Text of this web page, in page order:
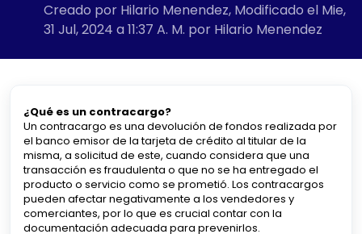
Creado por Hilario Menendez, Modificado el Mie,
31 Jul, 2024 a 11:37 A. M. por Hilario Menendez
¿Qué es un contracargo?
Un contracargo es una devolución de fondos realizada por
el banco emisor de la tarjeta de crédito al titular de la
misma, a solicitud de este, cuando considera que una
transacción es fraudulenta o que no se ha entregado el
producto o servicio como se prometió. Los contracargos
pueden afectar negativamente a los vendedores y
comerciantes, por lo que es crucial contar con la
documentación adecuada para prevenirlos.